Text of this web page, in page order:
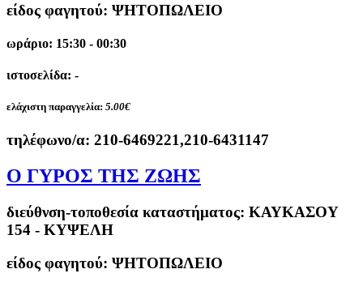
είδος φαγητού: ΨΗΤΟΠΩΛΕΙΟ
ωράριο: 15:30 - 00:30
ιστοσελίδα: -
ελάχιστη παραγγελία: 5.00€
τηλέφωνο/α: 210-6469221,210-6431147
Ο ΓΥΡΟΣ ΤΗΣ ΖΩΗΣ
διεύθνση-τοποθεσία καταστήματος: ΚΑΥΚΑΣΟΥ
154 - ΚΥΨΕΛΗ
είδος φαγητού: ΨΗΤΟΠΩΛΕΙΟ